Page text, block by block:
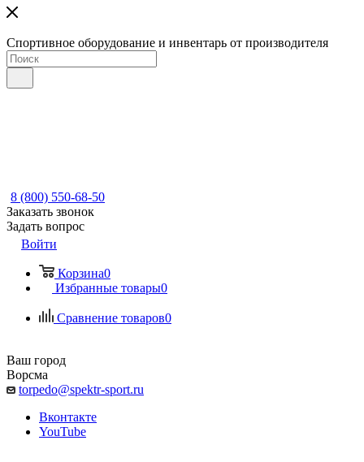
Спортивное оборудование и инвентарь от производителя
8 (800) 550-68-50
Заказать звонок
Задать вопрос
Войти
Корзина0
Избранные товары0
Сравнение товаров0
Ваш город
Ворсма
torpedo@spektr-sport.ru
Вконтакте
YouTube